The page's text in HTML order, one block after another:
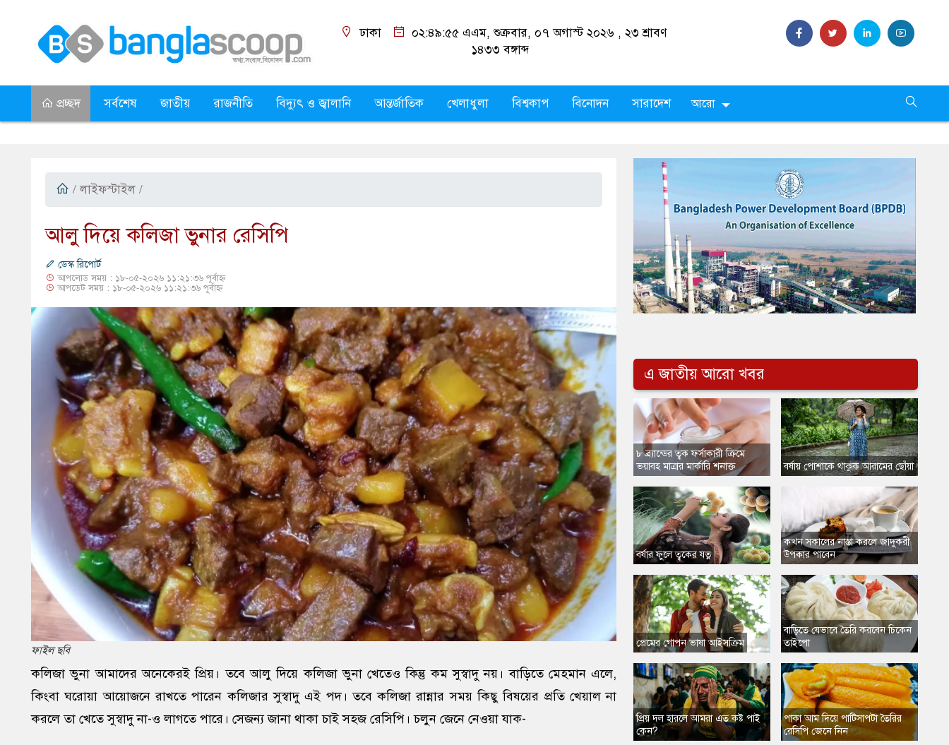
ঢাকা ০২:৪৯:৫৬ এএম, শুক্রবার, ০৭ অগাস্ট ২০২৬ , ২৩
শ্রাবণ ১৪৩৩বঙ্গাব্দ
প্রচ্ছদ সর্বশেষ জাতীয় রাজনীতি বিদ্যুৎ ও জ্বালানি আন্তর্জাতিক খেলাধুলা বিশ্বকাপ বিনোদন সারাদেশ আরো
/ লাইফস্টাইল /
আলু দিয়ে কলিজা ভুনার রেসিপি
ডেস্ক রিপোর্ট
আপলোড সময় : ১৮-০৫-২০২৬ ১১:২১:৩৬ পূর্বাহ্ন
আপডেট সময় : ১৮-০৫-২০২৬ ১১:২১:৩৬ পূর্বাহ্ন
ফাইল ছবি
কলিজা ভুনা আমাদের অনেকেরই প্রিয়। তবে আলু দিয়ে কলিজা ভুনা খেতেও কিন্তু কম সুস্বাদু নয়। বাড়িতে মেহমান এলে,
কিংবা ঘরোয়া আয়োজনে রাখতে পারেন কলিজার সুস্বাদু এই পদ। তবে কলিজা রান্নার সময় কিছু বিষয়ের প্রতি খেয়াল না
করলে তা খেতে সুস্বাদু না-ও লাগতে পারে। সেজন্য জানা থাকা চাই সহজ রেসিপি। চলুন জেনে নেওয়া যাক-
এ জাতীয় আরো খবর
৮ ব্র্যান্ডের ত্বক ফর্সাকারী ক্রিমে
ভয়াবহ মাত্রার মার্কারি শনাক্ত
বর্ষার ফুলে ত্বকের যত্ন
প্রেমের গোপন ভাষা আইসক্রিম
প্রিয় দল হারলে আমরা এত কষ্ট পাই
কেন?
বর্ষায় পোশাকে থাকুক আরামের ছোঁয়া
কখন সকালের নাস্তা করলে জাদুকরী
উপকার পাবেন
বাড়িতে যেভাবে তৈরি করবেন চিকেন
তাইপো
পাকা আম দিয়ে পাটিসাপটা তৈরির
রেসিপি জেনে নিন